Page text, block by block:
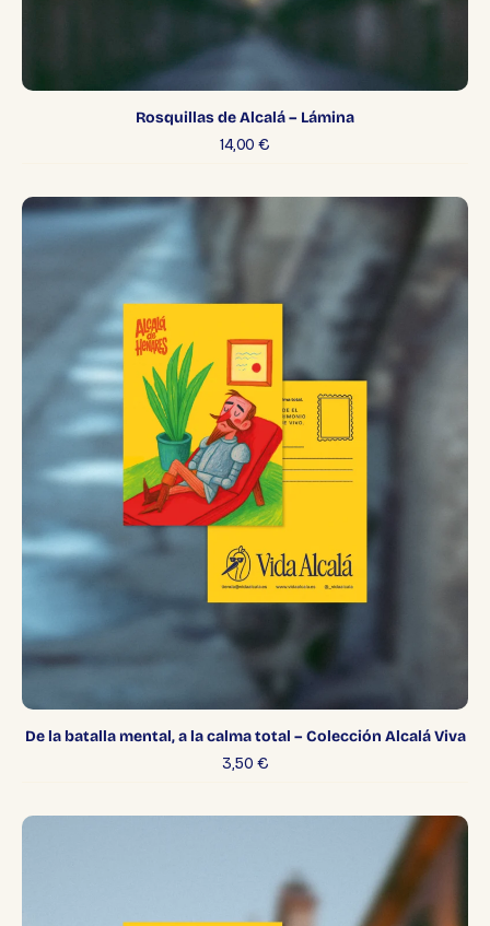
Rosquillas de Alcalá – Lámina
14,00€
De la batalla mental, a la calma total – Colección Alcalá Viva
3,50 €